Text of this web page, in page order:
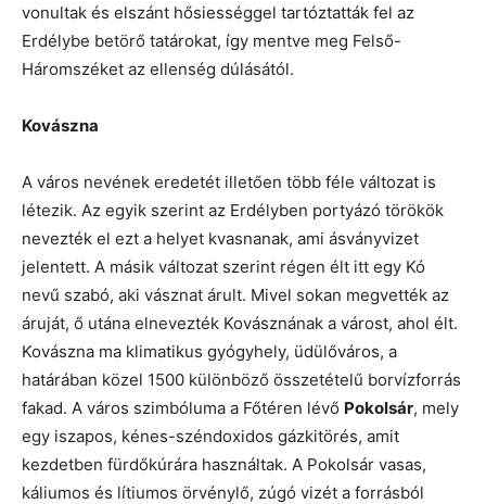
vonultak és elszánt hősiességgel tartóztatták fel az
Erdélybe betörő tatárokat, így mentve meg Felső-
Háromszéket az ellenség dúlásától.
Kovászna
A város nevének eredetét illetően több féle változat is
létezik. Az egyik szerint az Erdélyben portyázó törökök
nevezték el ezt a helyet kvasnanak, ami ásványvizet
jelentett. A másik változat szerint régen élt itt egy Kó
nevű szabó, aki vásznat árult. Mivel sokan megvették az
áruját, ő utána elnevezték Kovásznának a várost, ahol élt.
Kovászna ma klimatikus gyógyhely, üdülőváros, a
határában közel 1500 különböző összetételű borvízforrás
fakad. A város szimbóluma a Főtéren lévő Pokolsár, mely
egy iszapos, kénes-széndoxidos gázkitörés, amit
kezdetben fürdőkúrára használtak. A Pokolsár vasas,
káliumos és lítiumos örvénylő, zúgó vizét a forrásból